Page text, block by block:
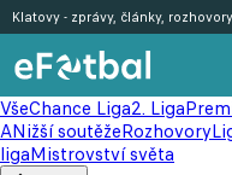
VšeChance Liga2. Liga
ANižší soutěžeRozhovory
ligaMistrovství světa
Klatovy - zprávy, články, rozhovory